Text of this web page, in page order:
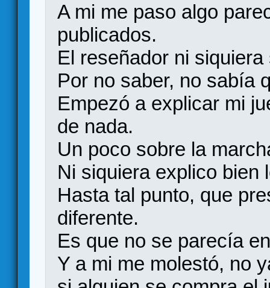
A mi me paso algo
publicados.
El reseñador ni
Por no saber, no sabía
Empezó a explicar mi
de nada.
Un poco sobre la
Ni siquiera explico bien
Hasta tal punto, que
diferente.
Es que no se parecía
Y a mi me molestó, no